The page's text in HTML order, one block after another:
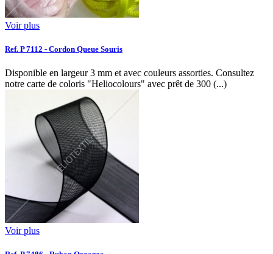
Voir plus
Ref. P 7112 - Cordon Queue Souris
Disponible en largeur 3 mm et avec couleurs assorties. Consultez
notre carte de coloris "Heliocolours" avec prêt de 300 (...)
Voir plus